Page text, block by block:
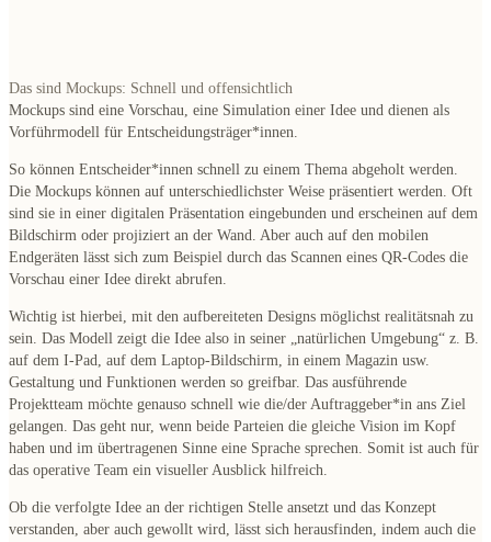
Das sind Mockups: Schnell und offensichtlich
Mockups sind eine Vorschau, eine Simulation einer Idee und dienen als
Vorführmodell für Entscheidungsträger*innen.
So können Entscheider*innen schnell zu einem Thema abgeholt werden.
Die Mockups können auf unterschiedlichster Weise präsentiert werden. Oft
sind sie in einer digitalen Präsentation eingebunden und erscheinen auf dem
Bildschirm oder projiziert an der Wand. Aber auch auf den mobilen
Endgeräten lässt sich zum Beispiel durch das Scannen eines QR-Codes die
Vorschau einer Idee direkt abrufen.
Wichtig ist hierbei, mit den aufbereiteten Designs möglichst realitätsnah zu
sein. Das Modell zeigt die Idee also in seiner „natürlichen Umgebung“ z. B.
auf dem I-Pad, auf dem Laptop-Bildschirm, in einem Magazin usw.
Gestaltung und Funktionen werden so greifbar. Das ausführende
Projektteam möchte genauso schnell wie die/der Auftraggeber*in ans Ziel
gelangen. Das geht nur, wenn beide Parteien die gleiche Vision im Kopf
haben und im übertragenen Sinne eine Sprache sprechen. Somit ist auch für
das operative Team ein visueller Ausblick hilfreich.
Ob die verfolgte Idee an der richtigen Stelle ansetzt und das Konzept
verstanden, aber auch gewollt wird, lässt sich herausfinden, indem auch die